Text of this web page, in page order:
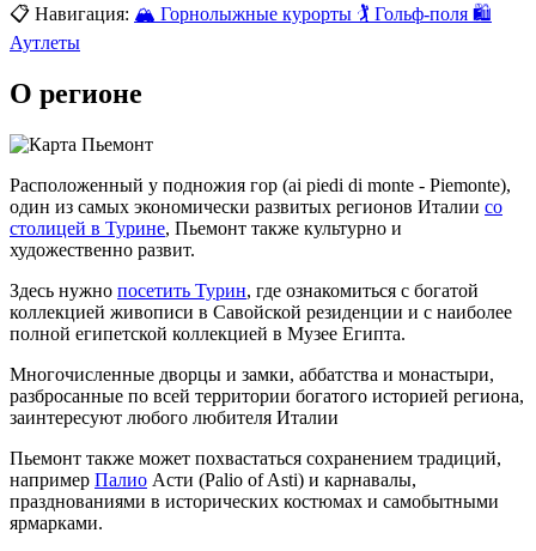
📋 Навигация: 🏔 Горнолыжные курорты 🏌️ Гольф-поля 🛍
Аутлеты
О регионе
Расположенный у подножия гор (ai piedi di monte - Piemonte),
один из самых экономически развитых регионов Италии со
столицей в Турине, Пьемонт также культурно и
художественно развит.
Здесь нужно посетить Турин, где ознакомиться с богатой
коллекцией живописи в Савойской резиденции и с наиболее
полной египетской коллекцией в Музее Египта.
Многочисленные дворцы и замки, аббатства и монастыри,
разбросанные по всей территории богатого историей региона,
заинтересуют любого любителя Италии
Пьемонт также может похвастаться сохранением традиций,
например Палио Асти (Palio of Asti) и карнавалы,
празднованиями в исторических костюмах и самобытными
ярмарками.